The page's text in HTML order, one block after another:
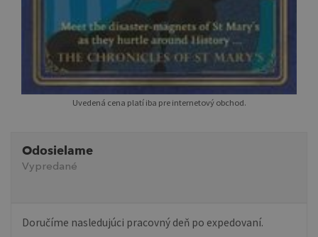
Uvedená cena platí iba pre internetový obchod.
Odosielame
Vypredané
Doručíme nasledujúci pracovný deň po expedovaní.